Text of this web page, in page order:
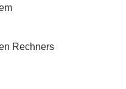
Rechners